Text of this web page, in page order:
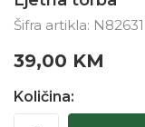
Šifra artikla: N82631
39,00 KM
Količina: